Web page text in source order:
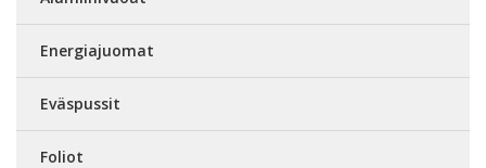
Energiajuomat
Eväspussit
Foliot